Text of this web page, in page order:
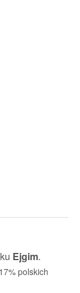
Ejgim.
polskich